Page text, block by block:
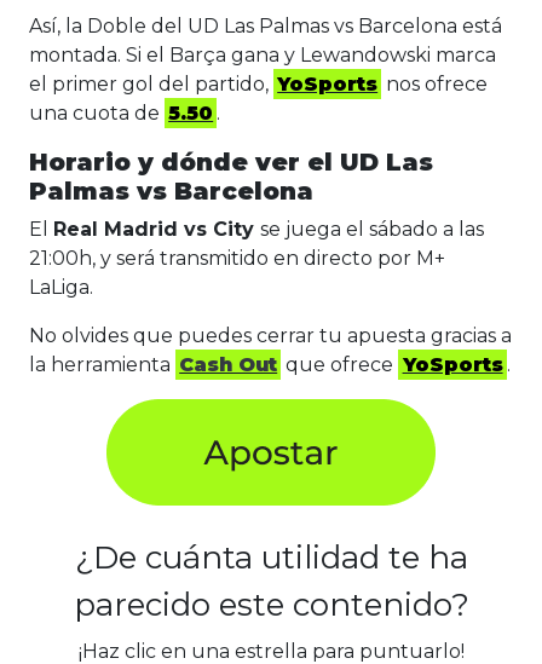
Así, la Doble del UD Las Palmas vs Barcelona está
montada. Si el Barça gana y Lewandowski marca
el primer gol del partido, YoSports nos ofrece
una cuota de 5.50 .
Horario y dónde ver el UD Las
Palmas vs Barcelona
El Real Madrid vs City se juega el sábado a las
21:00h, y será transmitido en directo por M+
LaLiga.
No olvides que puedes cerrar tu apuesta gracias a
la herramienta Cash Out que ofrece YoSports .
¿De cuánta utilidad te ha
parecido este contenido?
¡Haz clic en una estrella para puntuarlo!